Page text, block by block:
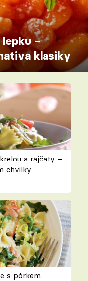
–
klasiky
a rajčaty –
chvilky
s pórkem